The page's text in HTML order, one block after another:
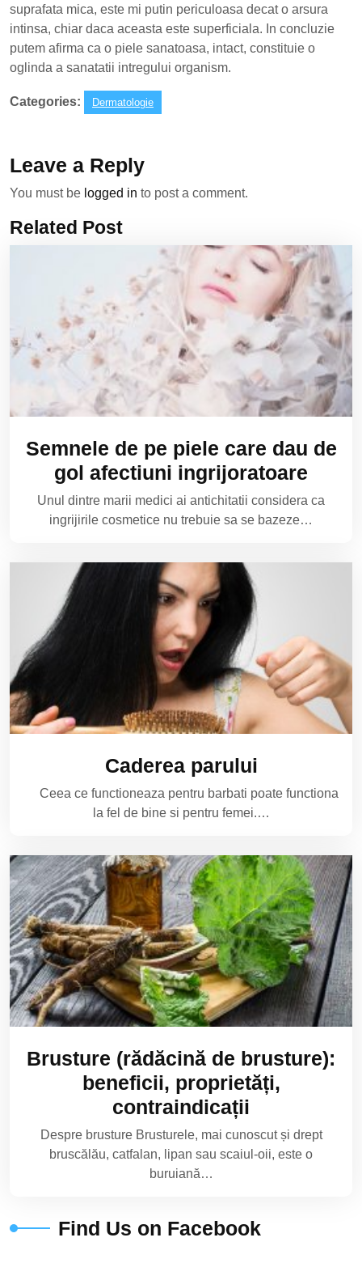
suprafata mica, este mi putin periculoasa decat o arsura
intinsa, chiar daca aceasta este superficiala. In concluzie
putem afirma ca o piele sanatoasa, intact, constituie o
oglinda a sanatatii intregului organism.
Categories: Dermatologie
Leave a Reply
You must be logged in to post a comment.
Related Post
Semnele de pe piele care dau de
gol afectiuni ingrijoratoare
Unul dintre marii medici ai antichitatii considera ca
ingrijirile cosmetice nu trebuie sa se bazeze…
Caderea parului
Ceea ce functioneaza pentru barbati poate functiona
la fel de bine si pentru femei.…
Brusture (rădăcină de brusture):
beneficii, proprietăți,
contraindicații
Despre brusture Brusturele, mai cunoscut și drept
bruscălău, catfalan, lipan sau scaiul-oii, este o
buruiană…
Find Us on Facebook